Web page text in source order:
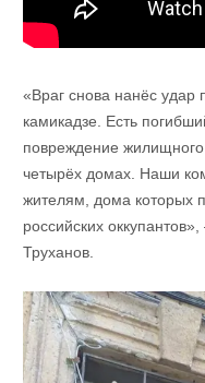
«Враг снова нанёс удар
камикадзе. Есть
повреждение
четырёх домах. Наши
жителям, дома которых
российских
Труханов.